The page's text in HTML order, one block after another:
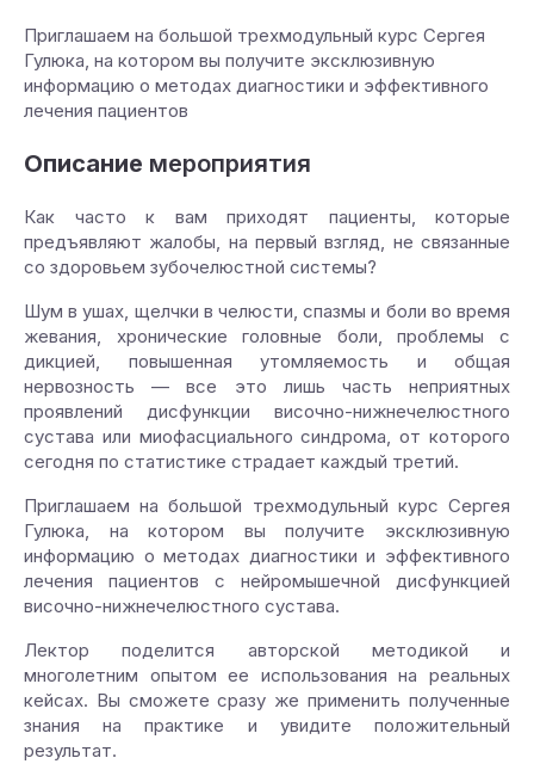
Приглашаем на большой трехмодульный курс Сергея
Гулюка, на котором вы получите эксклюзивную
информацию о методах диагностики и эффективного
лечения пациентов
Описание мероприятия
Как часто к вам приходят пациенты, которые
предъявляют жалобы, на первый взгляд, не связанные
со здоровьем зубочелюстной системы?
Шум в ушах, щелчки в челюсти, спазмы и боли во время
жевания, хронические головные боли, проблемы с
дикцией, повышенная утомляемость и общая
нервозность — все это лишь часть неприятных
проявлений дисфункции височно-нижнечелюстного
сустава или миофасциального синдрома, от которого
сегодня по статистике страдает каждый третий.
Приглашаем на большой трехмодульный курс Сергея
Гулюка, на котором вы получите эксклюзивную
информацию о методах диагностики и эффективного
лечения пациентов с нейромышечной дисфункцией
височно-нижнечелюстного сустава.
Лектор поделится авторской методикой и
многолетним опытом ее использования на реальных
кейсах. Вы сможете сразу же применить полученные
знания на практике и увидите положительный
результат.